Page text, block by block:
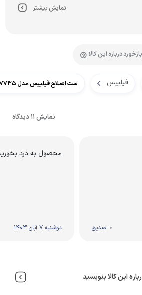
نمایش بیشتر
بازخورد درباره این کالا
فیلیپس ست اصلاح فیلیپس مدل MG7735
نمایش 11 دیدگاه
صدیق
محصول به درد
دوشنبه 7 آبان 1403
این کالا بنویسید